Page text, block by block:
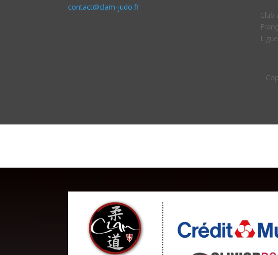
contact@clam-judo.fr
Club